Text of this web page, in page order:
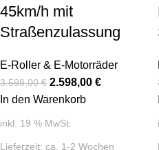
45km/h mit
Straßenzulassung
E-Roller & E-Motorräder
3.598,00€ 2.598,00 €
In den Warenkorb
inkl. 19 % MwSt.
Lieferzeit: ca. 1-2 Wochen